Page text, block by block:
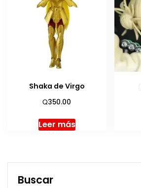
Shaka de Virgo
Q350.00
Leer más
Buscar